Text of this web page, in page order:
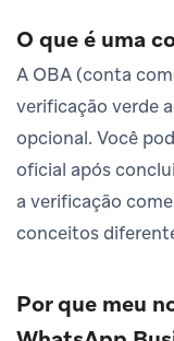
O que é uma
A OBA (conta
verificação verde
opcional. Você
oficial após
a verificação
conceitos
Por que meu